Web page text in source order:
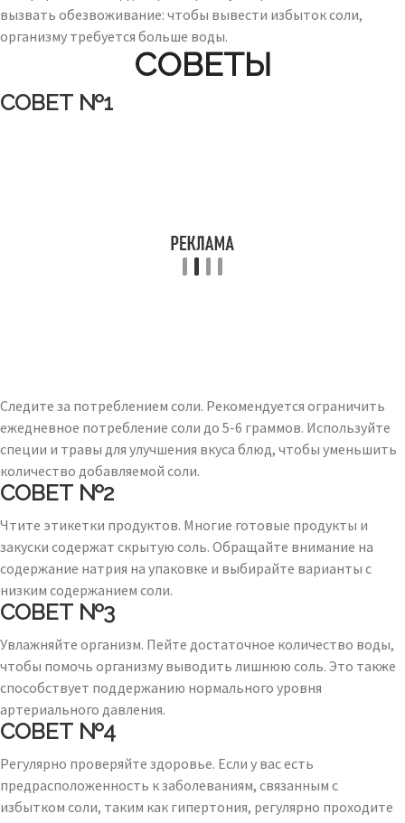
вызвать обезвоживание: чтобы вывести избыток соли,
организму требуется больше воды.
СОВЕТЫ
СОВЕТ №1
Следите за потреблением соли. Рекомендуется ограничить
ежедневное потребление соли до 5-6 граммов. Используйте
специи и травы для улучшения вкуса блюд, чтобы уменьшить
количество добавляемой соли.
СОВЕТ №2
Чтите этикетки продуктов. Многие готовые продукты и
закуски содержат скрытую соль. Обращайте внимание на
содержание натрия на упаковке и выбирайте варианты с
низким содержанием соли.
СОВЕТ №3
Увлажняйте организм. Пейте достаточное количество воды,
чтобы помочь организму выводить лишнюю соль. Это также
способствует поддержанию нормального уровня
артериального давления.
СОВЕТ №4
Регулярно проверяйте здоровье. Если у вас есть
предрасположенность к заболеваниям, связанным с
избытком соли, таким как гипертония, регулярно проходите